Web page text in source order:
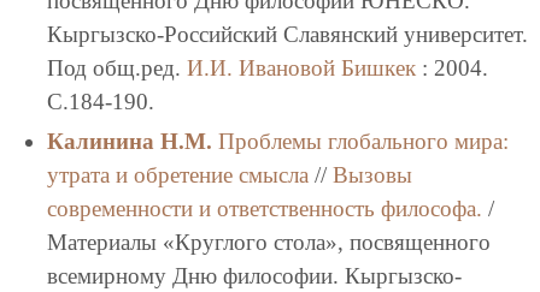
Кыргызско-Российский Славянский университет.
Под общ.ред. И.И. Ивановой Бишкек: 2004.
C.184-190.
Калинина Н.М. Проблемы глобального мира:
утрата и обретение смысла// Вызовы
современности и ответственность философа. /
Материалы «Круглого стола», посвященного
всемирному Дню философии. Кыргызско-